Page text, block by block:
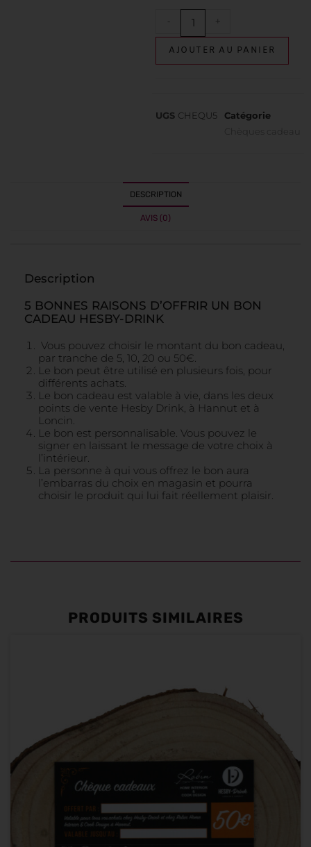
- +
AJOUTER AU PANIER
UGS CHEQU5
Catégorie
DESCRIPTION
AVIS (0)
Description
5 BONNES RAISONS D’OFFRIR UN BON
CADEAU HESBY-DRINK
Vous pouvez choisir le montant du bon cadeau,
par tranche de 5, 10, 20 ou 50€.
Le bon peut être utilisé en plusieurs fois, pour
différents achats.
Le bon cadeau est valable à vie, dans les deux
points de vente Hesby Drink, à Hannut et à
Loncin.
Le bon est personnalisable. Vous pouvez le
signer en laissant le message de votre choix à
l’intérieur.
La personne à qui vous offrez le bon aura
l’embarras du choix en magasin et pourra
choisir le produit qui lui fait réellement plaisir.
PRODUITS SIMILAIRES